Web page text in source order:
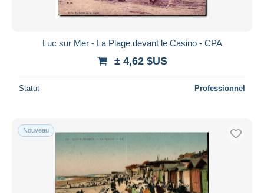
Luc sur Mer - La Plage devant le Casino - CPA
± 4,62 $US
Statut Professionnel
Nouveau